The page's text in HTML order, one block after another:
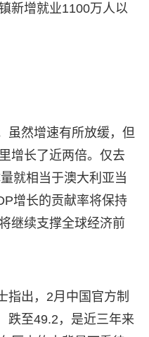
新增就业1100万人以
虽然增速有所放缓，但
增长了近两倍。仅去
就相当于澳大利亚当
增长的贡献率将保持
继续支撑全球经济前
指出，2月中国官方制
跌至49.2，是近三年来